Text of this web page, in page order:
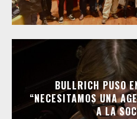
BULLRICH PUSO
“NECESITAMOS UNA
A LA